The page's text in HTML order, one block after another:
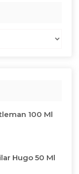
100 Ml
Hugo 50 Ml